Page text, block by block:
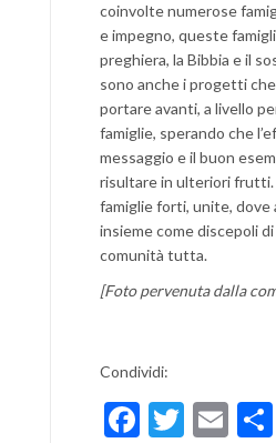
coinvolte numerose
e impegno, queste
preghiera, la Bibbia e il
sono anche i progetti
portare avanti, a livello
famiglie, sperando che
messaggio e il buon
risultare in ulteriori frutti.
famiglie forti, unite, dove
insieme come discepoli
comunità tutta.
[Foto pervenuta dalla
Condividi:
Facebook